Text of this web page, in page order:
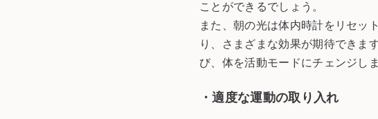
ことができるでしょう。
また、朝の光は体内時計をリセッ
り、さまざまな効果が期待できま
び、体を活動モードにチェンジし
・適度な運動の取り入れ